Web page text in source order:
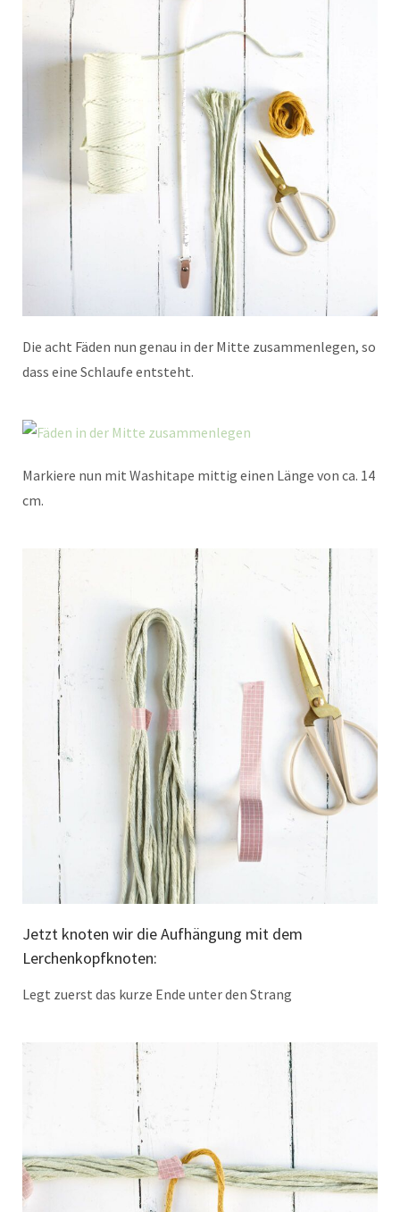
Die acht Fäden nun genau in der Mitte zusammenlegen, so
dass eine Schlaufe entsteht.
Markiere nun mit Washitape mittig einen Länge von ca. 14
cm.
Jetzt knoten wir die Aufhängung mit dem
Lerchenkopfknoten:
Legt zuerst das kurze Ende unter den Strang